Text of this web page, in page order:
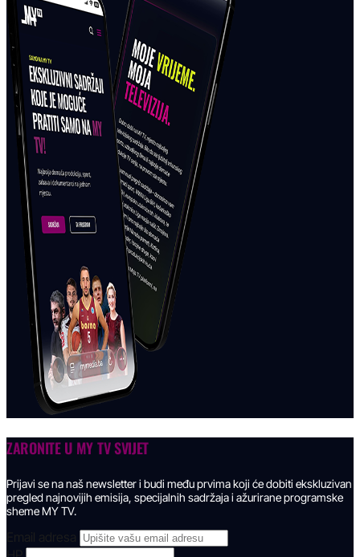
ZARONITE U MY TV SVIJET
Prijavi se na naš newsletter i budi među prvima koji će dobiti ekskluzivan
pregled najnovijih emisija, specijalnih sadržaja i ažurirane programske
sheme MY TV.
Email adresa